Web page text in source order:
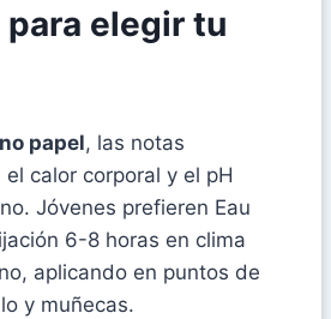
elegir tu
papel, las notas
calor corporal y el pH
Jóvenes prefieren Eau
6-8 horas en clima
aplicando en puntos de
y muñecas.